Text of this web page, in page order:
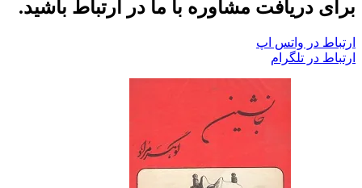
برای دریافت مشاوره با ما در ارتباط باشید.
ارتباط در واتس اپ
ارتباط در تلگرام